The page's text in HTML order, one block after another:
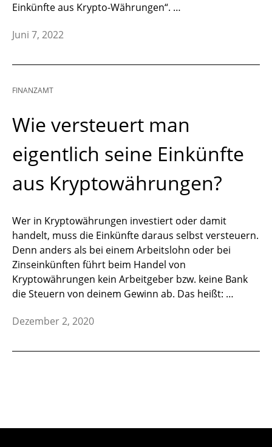
Einkünfte aus Krypto-Währungen“. …
Juni 7, 2022
FINANZAMT
Wie versteuert man
eigentlich seine Einkünfte
aus Kryptowährungen?
Wer in Kryptowährungen investiert oder damit
handelt, muss die Einkünfte daraus selbst versteuern.
Denn anders als bei einem Arbeitslohn oder bei
Zinseinkünften führt beim Handel von
Kryptowährungen kein Arbeitgeber bzw. keine Bank
die Steuern von deinem Gewinn ab. Das heißt: …
Dezember 2, 2020